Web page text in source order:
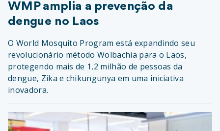
WMP amplia a prevenção da
dengue no Laos
O World Mosquito Program está expandindo seu
revolucionário método Wolbachia para o Laos,
protegendo mais de 1,2 milhão de pessoas da
dengue, Zika e chikungunya em uma iniciativa
inovadora.